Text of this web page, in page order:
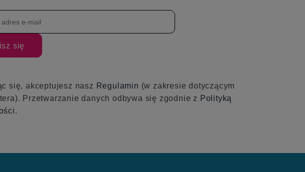
się
się, akceptujesz nasz Regulamin (w zakresie dotyczącym
Przetwarzanie danych odbywa się zgodnie z Polityką
.